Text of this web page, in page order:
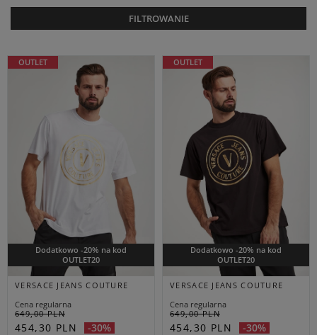
FILTROWANIE
Dodatkowo -20% na kod
OUTLET20
OUTLET
VERSACE JEANS COUTURE
Cena regularna
649,00 PLN
454,30 PLN -30%
Dodatkowo -20% na kod
OUTLET20
OUTLET
VERSACE JEANS COUTURE
Cena regularna
649,00 PLN
454,30 PLN -30%